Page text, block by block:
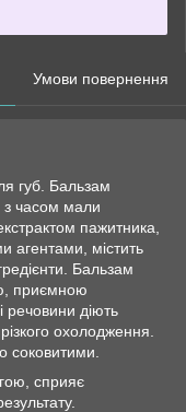
Умови повернення
губ. Бальзам
з часом мали
пажитника,
агентами, містить
Бальзам
приємною
речовини діють
охолодження.
соковитими.
сприяє